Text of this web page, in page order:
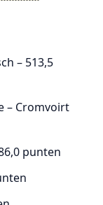
– 513,5
– Cromvoirt
punten